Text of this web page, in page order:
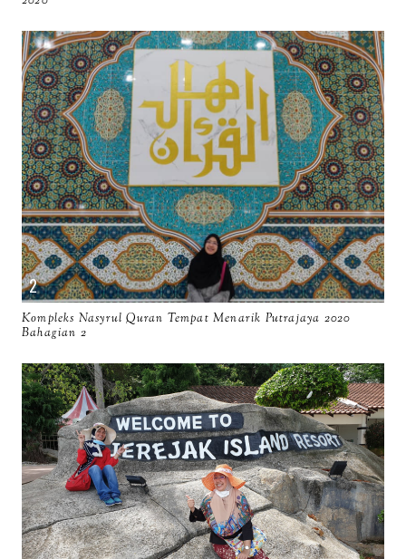
Kompleks Nasyrul Quran Tempat Menarik Putrajaya 2020
Bahagian 2